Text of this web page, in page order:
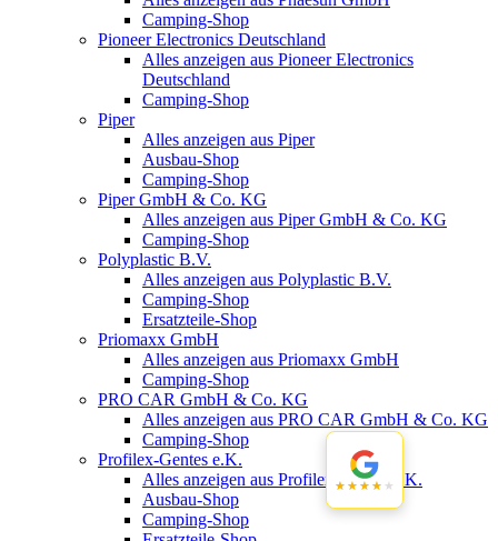
Camping-Shop
Pioneer Electronics Deutschland
Alles anzeigen aus Pioneer Electronics
Deutschland
Camping-Shop
Piper
Alles anzeigen aus Piper
Ausbau-Shop
Camping-Shop
Piper GmbH & Co. KG
Alles anzeigen aus Piper GmbH & Co. KG
Camping-Shop
Polyplastic B.V.
Alles anzeigen aus Polyplastic B.V.
Camping-Shop
Ersatzteile-Shop
Priomaxx GmbH
Alles anzeigen aus Priomaxx GmbH
Camping-Shop
PRO CAR GmbH & Co. KG
Alles anzeigen aus PRO CAR GmbH & Co. KG
Camping-Shop
Profilex-Gentes e.K.
Alles anzeigen aus Profilex-Gentes e.K.
Ausbau-Shop
Camping-Shop
★★★★★
★★★★★